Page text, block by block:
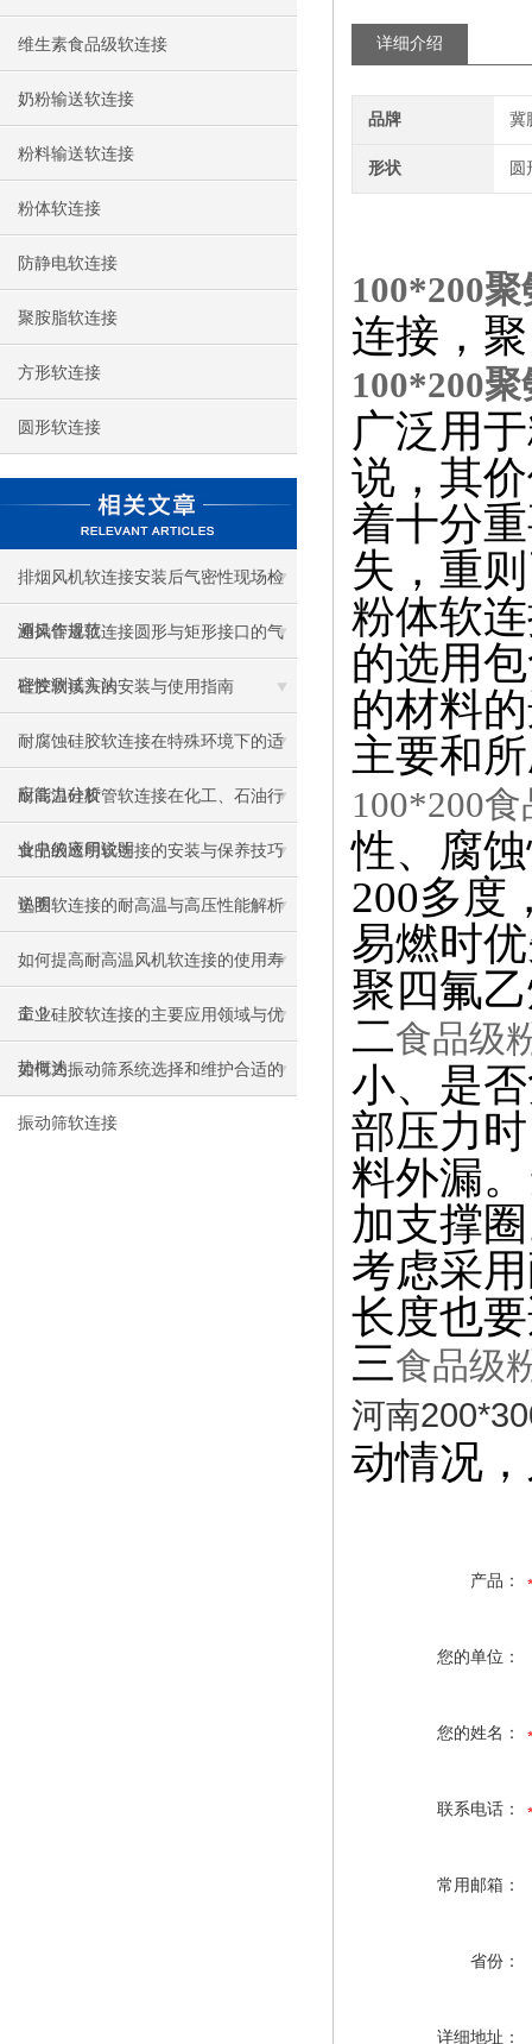
维生素食品级软连接
奶粉输送软连接
粉料输送软连接
粉体软连接
防静电软连接
聚胺脂软连接
方形软连接
圆形软连接
排烟风机软连接安装后气密性现场检
测操作规范
通风管道软连接圆形与矩形接口的气
密性测试方法
硅胶软接头的安装与使用指南
耐腐蚀硅胶软连接在特殊环境下的适
应能力分析
耐高温硅胶管软连接在化工、石油行
业中的应用说明
食品级透明软连接的安装与保养技巧
说明
垫圈软连接的耐高温与高压性能解析
如何提高耐高温风机软连接的使用寿
命？
工业硅胶软连接的主要应用领域与优
势概述
如何为振动筛系统选择和维护合适的
振动筛软连接
详细介绍
品牌 冀
形状 圆
100*200
连接，
100*200
广泛用
说，其
着十分
失，重
粉体软
的选用
的材料
主要和
100*200
性、腐
200多度
易燃时
聚四氟
二食品级
小、是
部压力
料外漏
加支撑
考虑采
长度也
三食品级
河南
动情况
产品：
您的单位：
您的姓名：
联系电话：
常用邮箱：
省份：
详细地址：